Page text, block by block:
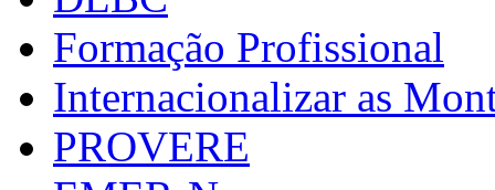
Formação Profissional
Internacionalizar as
PROVERE